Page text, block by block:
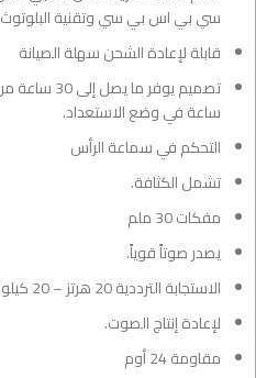
سي بي اس بي سي وتقنية البلوتوث
قابلة لإعادة الشحن سهلة الصيانة
ساعة في وضع الاستعداد.
التحكم في سماعة الرأس
تشمل الكثافة.
مفكات 30 ملم
يصدر صوتاً قوياً.
الاستجابة الترددية 20 هرتز – 20 كيلو هرتز
لإعادة إنتاج الصوت.
مقاومة 24 أوم